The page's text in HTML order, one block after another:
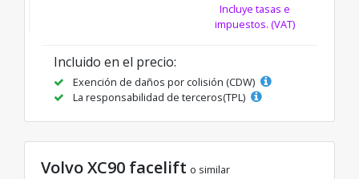
Incluye tasas e
impuestos. (VAT)
Incluido en el precio:
Exención de daños por colisión (CDW)
La responsabilidad de terceros(TPL)
Volvo XC90 facelift o similar